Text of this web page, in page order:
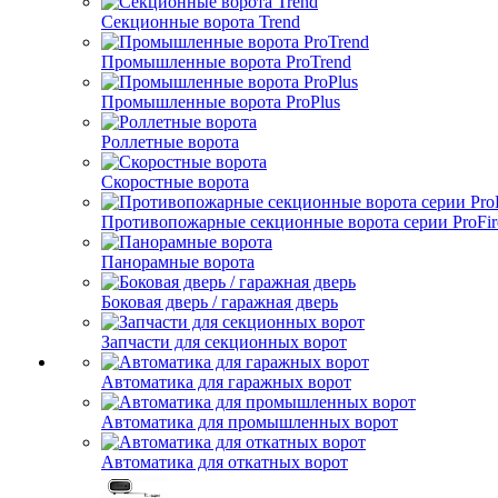
Секционные ворота Trend
Промышленные ворота ProTrend
Промышленные ворота ProPlus
Роллетные ворота
Скоростные ворота
Противопожарные секционные ворота серии
Панорамные ворота
Боковая дверь / гаражная дверь
Запчасти для секционных ворот
Автоматика для гаражных ворот
Автоматика для промышленных ворот
Автоматика для откатных ворот